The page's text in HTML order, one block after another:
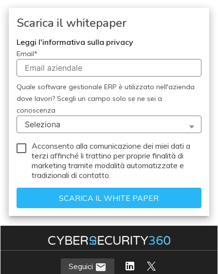
Scarica il whitepaper
Leggi l'informativa sulla privacy
Email*
Quale software gestionale ERP è utilizzato nell'azienda
dove lavori? Scegli un campo solo se ne sei a
conoscenza
Acconsento alla comunicazione dei miei dati a
terzi affinché li trattino per proprie finalità di
marketing tramite modalità automatizzate e
tradizionali di contatto.
Seguici